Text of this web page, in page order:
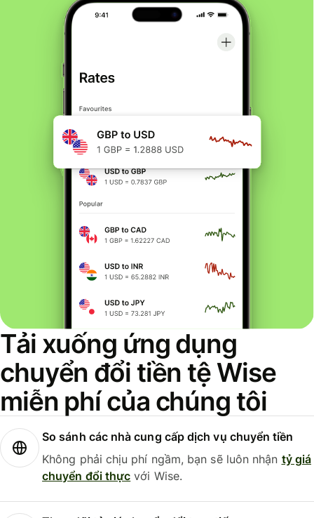
Tải xuống ứng dụng
chuyển đổi tiền tệ Wise
miễn phí của chúng tôi
So sánh các nhà cung cấp dịch vụ chuyển tiền
Không phải chịu phí ngầm, bạn sẽ luôn nhận tỷ giá
chuyển đổi thực với Wise.